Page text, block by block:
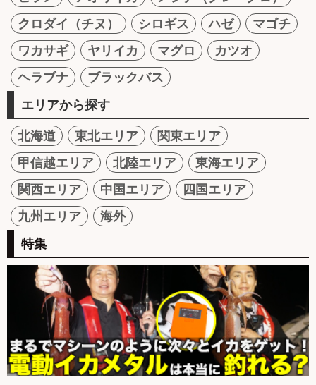
クロダイ（チヌ）
シロギス ハゼ
マゴチ
ワカサギ
ヤリイカ マグロ
カツオ
ヘラブナ
ブラックバス
エリアから探す
北海道 東北エリア
関東エリア
甲信越エリア
北陸エリア
東海エリア
関西エリア
中国エリア
四国エリア
九州エリア
海外
特集